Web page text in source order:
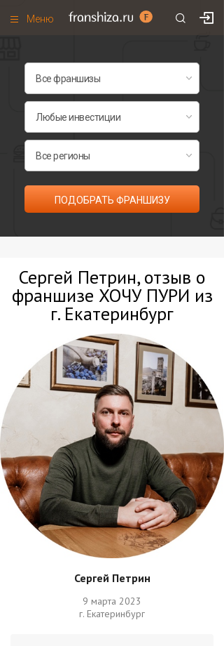
Меню
Франшизы по категориям
ПОДОБРАТЬ ФРАНШИЗУ
Сергей Петрин, отзыв о
франшизе ХОЧУ ПУРИ из
г. Екатеринбург
Сергей Петрин
9 марта 2023
г. Екатеринбург